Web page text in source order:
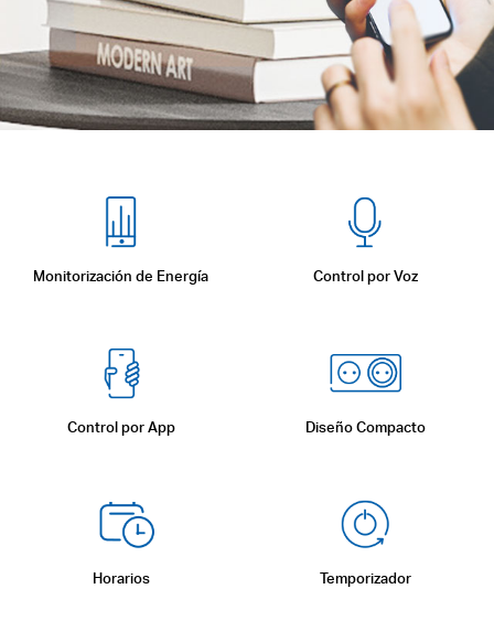
Monitorización de Energía Control por Voz
Control por App Diseño Compacto
Horarios Temporizador